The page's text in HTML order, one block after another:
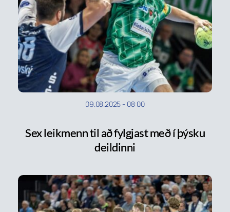
09.08.2025 - 08:00
Sex leikmenn til að fylgjast með í þýsku
deildinni